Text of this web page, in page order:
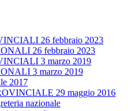
26 febbraio 2023
26 febbraio 2023
3 marzo 2019
3 marzo 2019
2017
29 maggio 2016
nazionale